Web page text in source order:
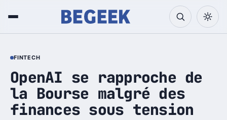
FINTECH
OpenAI se rapproche de
la Bourse malgré des
finances sous tension